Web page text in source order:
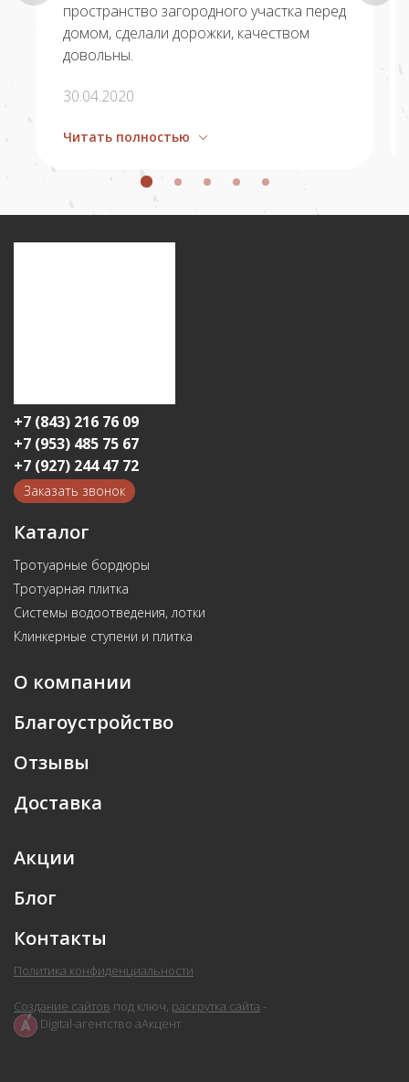
пространство загородного участка перед
домом, сделали дорожки, качеством
довольны.
30.04.2020
Читать полностью
+7 (843) 216 76 09
+7 (953) 485 75 67
+7 (927) 244 47 72
Заказать звонок
Каталог
Тротуарные бордюры
Тротуарная плитка
Системы водоотведения, лотки
Клинкерные ступени и плитка
О компании
Благоустройство
Отзывы
Доставка
Акции
Блог
Контакты
Политика конфиденциальности
Создание сайтов под ключ, раскрутка сайта -
Digital-агентство аАкцент